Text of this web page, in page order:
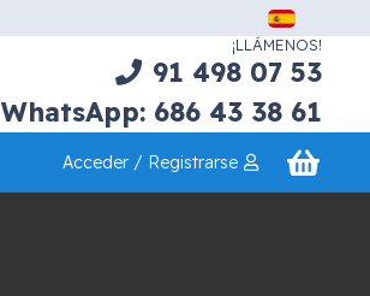
¡LLÁMENOS!
91 498 07 53
WhatsApp: 686 43 38 61
Acceder / Registrarse